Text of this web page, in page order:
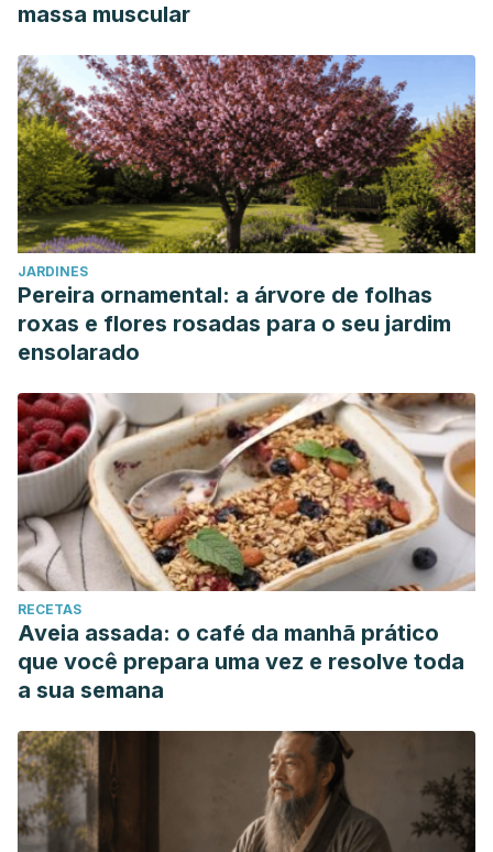
massa muscular
JARDINES
Pereira ornamental: a árvore de folhas
roxas e flores rosadas para o seu jardim
ensolarado
RECETAS
Aveia assada: o café da manhã prático
que você prepara uma vez e resolve toda
a sua semana